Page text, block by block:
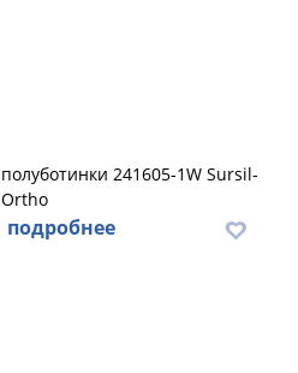
полуботинки 241605-1W Sursil-
Ortho
подробнее